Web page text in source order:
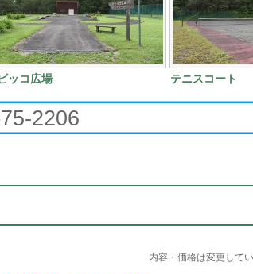
ッコ広場 テニスコート
2206
内容・価格は変更して